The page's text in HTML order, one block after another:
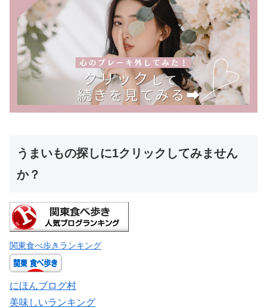
うまいもの探しに1クリックしてみません
か？
関東食べ歩きランキング
にほんブログ村
美味しいランキング